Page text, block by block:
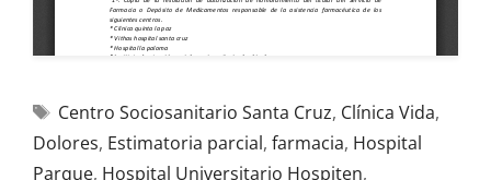
Centro Sociosanitario Santa Cruz, Clínica Vida,
Dolores, Estimatoria parcial, farmacia, Hospital
Parque, Hospital Universitario Hospiten,